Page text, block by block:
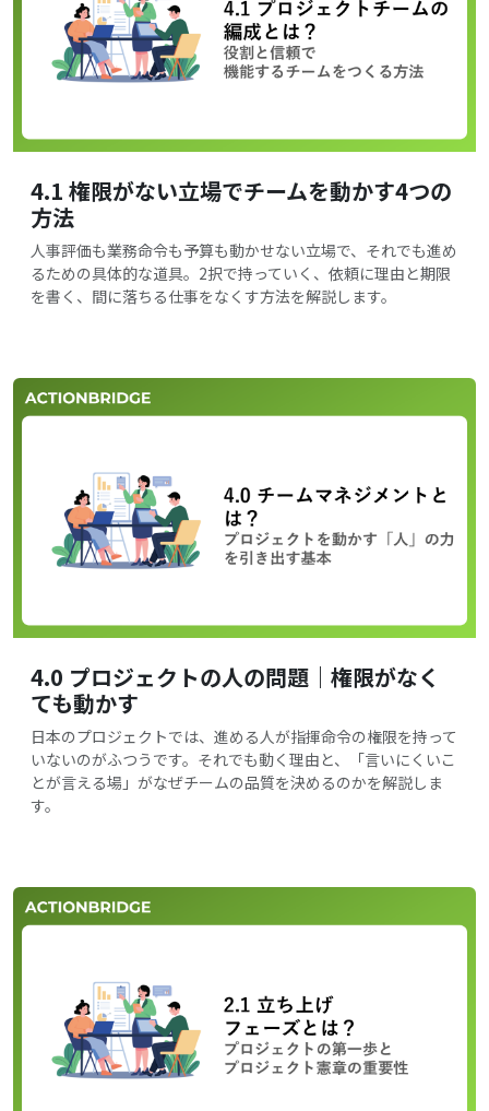
4.1 権限がない立場でチームを動かす4つの
方法
人事評価も業務命令も予算も動かせない立場で、それでも進め
るための具体的な道具。2択で持っていく、依頼に理由と期限
を書く、間に落ちる仕事をなくす方法を解説します。
4.0 プロジェクトの人の問題｜権限がなく
ても動かす
日本のプロジェクトでは、進める人が指揮命令の権限を持って
いないのがふつうです。それでも動く理由と、「言いにくいこ
とが言える場」がなぜチームの品質を決めるのかを解説しま
す。